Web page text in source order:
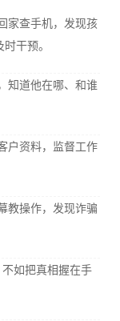
家查手机，发现孩
干预。
知道他在哪、和谁
户资料，监督工作
教操作，发现诈骗
如把真相握在手